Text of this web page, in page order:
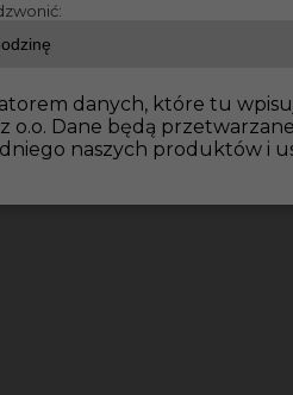
wykończeniowe Niemcy
danych, które tu
z o.o. Dane będą
naszych produktów i